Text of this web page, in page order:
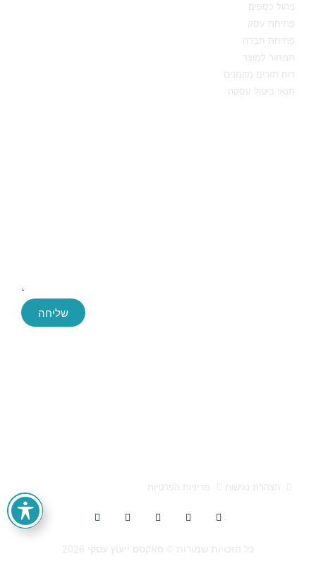
ניהול כספים
פתיחת עסק
פתיחת חברה
תמחור למוצר
דוח תזרים מזומנים
תנאי ביטול עסקה
שליחה
הצהרת נגישות מדיניות הפרטיות
כל הזכויות שמורות © סאקסס ייעוץ עסקי 2026